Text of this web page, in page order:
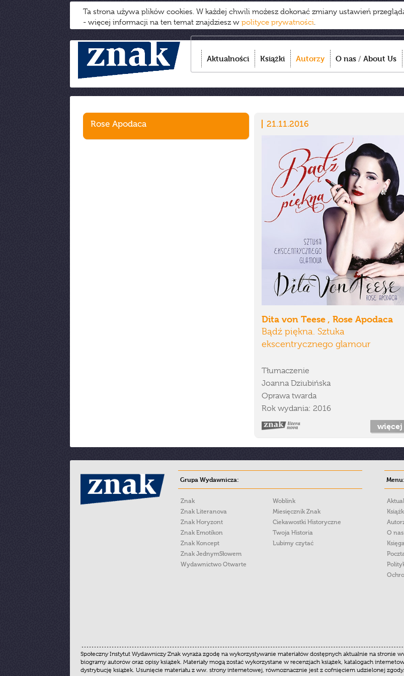
Ta strona używa plików cookies. W każdej chwili możesz dokonać zmiany ustawień
- więcej informacji na ten temat znajdziesz w polityce prywatności.
Aktualności Książki Autorzy O nas / About Us
Rose Apodaca 21.11.2016
Dita von Teese , Rose Apodaca
Bądź piękna. Sztuka
ekscentrycznego glamour
Tłumaczenie
Joanna Dziubińska
Oprawa twarda
Rok wydania: 2016
więcej
Grupa Wydawnicza:
Znak
Znak Literanova
Znak Horyzont
Znak Emotikon
Znak Koncept
Znak JednymSłowem
Wydawnictwo Otwarte
Woblink
Miesięcznik Znak
Ciekawostki Historyczne
Twoja Historia
Lubimy czytać
Menu:
O nas
Społeczny Instytut Wydawniczy Znak wyraża zgodę na wykorzystywanie materiałów dostępnych aktualnie na stronie
biogramy autorów oraz opisy książek. Materiały mogą zostać wykorzystane w recenzjach książek, katalogach
dystrybucję książek. Usunięcie materiału z ww. strony internetowej, równoznacznie jest z cofnięciem udzielonej zgody.